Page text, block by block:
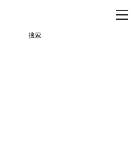
搜索